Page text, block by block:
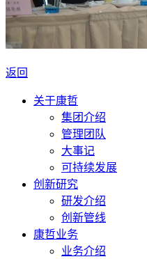
返回
关于康哲
集团介绍
管理团队
大事记
可持续发展
创新研究
研发介绍
创新管线
康哲业务
业务介绍